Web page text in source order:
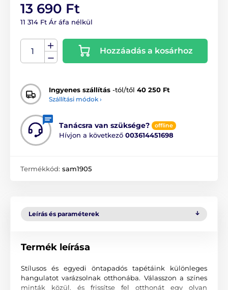
13 690 Ft
11 314 Ft Ár áfa nélkül
Hozzáadás a kosárhoz
Ingyenes szállítás -tól/től 40 250 Ft
Szállítási módok ›
Tanácsra van szüksége? offline
Hívjon a következő 003614451698
Termékkód: sam1905
Leírás és paraméterek
Termék leírása
Stílusos és egyedi öntapadós tapétáink különleges
hangulatot varázsolnak otthonába. Válasszon a színes
minták közül, és frissítse fel otthonát egy olyan